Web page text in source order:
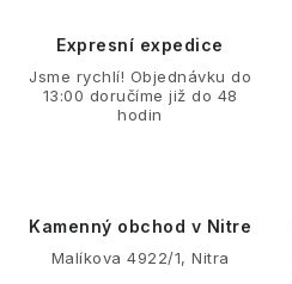
Expresní expedice
Jsme rychlí! Objednávku do
13:00 doručíme již do 48
hodin
Kamenný obchod v Nitre
Malíkova 4922/1, Nitra